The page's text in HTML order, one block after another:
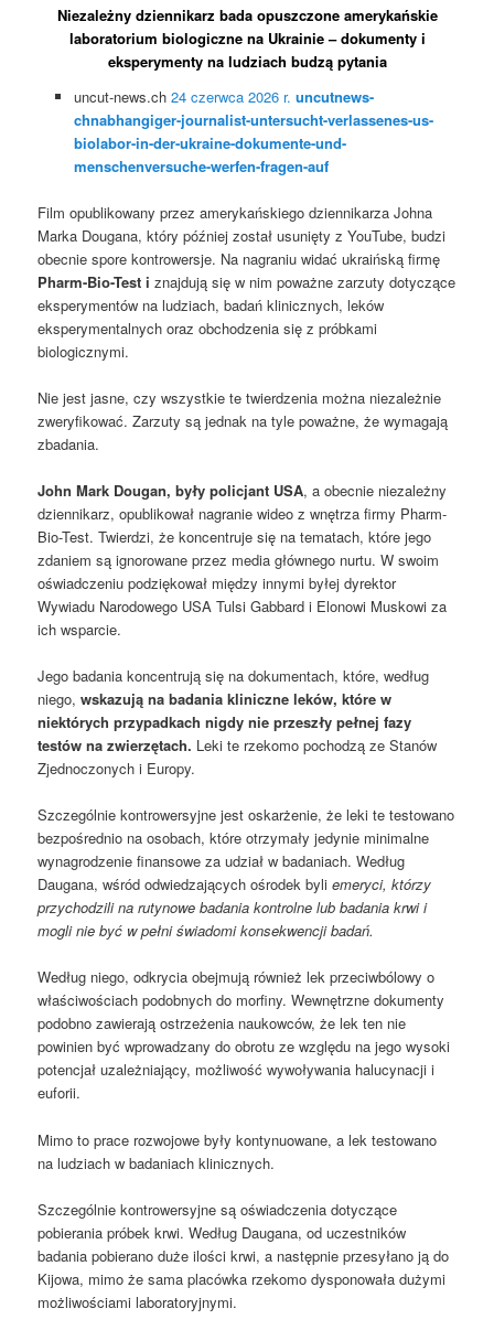
Niezależny dziennikarz bada opuszczone amerykańskie
laboratorium biologiczne na Ukrainie – dokumenty i
eksperymenty na ludziach budzą pytania
uncut-news.ch 24 czerwca 2026 r. uncutnews-
chnabhangiger-journalist-untersucht-verlassenes-us-
biolabor-in-der-ukraine-dokumente-und-
menschenversuche-werfen-fragen-auf
Film opublikowany przez amerykańskiego dziennikarza Johna
Marka Dougana, który później został usunięty z YouTube, budzi
obecnie spore kontrowersje. Na nagraniu widać ukraińską firmę
Pharm-Bio-Test i znajdują się w nim poważne zarzuty dotyczące
eksperymentów na ludziach, badań klinicznych, leków
eksperymentalnych oraz obchodzenia się z próbkami
biologicznymi.
Nie jest jasne, czy wszystkie te twierdzenia można niezależnie
zweryfikować. Zarzuty są jednak na tyle poważne, że wymagają
zbadania.
John Mark Dougan, były policjant USA, a obecnie niezależny
dziennikarz, opublikował nagranie wideo z wnętrza firmy Pharm-
Bio-Test. Twierdzi, że koncentruje się na tematach, które jego
zdaniem są ignorowane przez media głównego nurtu. W swoim
oświadczeniu podziękował między innymi byłej dyrektor
Wywiadu Narodowego USA Tulsi Gabbard i Elonowi Muskowi za
ich wsparcie.
Jego badania koncentrują się na dokumentach, które, według
niego,wskazują na badania kliniczne leków, które w
niektórych przypadkach nigdy nie przeszły pełnej fazy
testów na zwierzętach. Leki te rzekomo pochodzą ze Stanów
Zjednoczonych i Europy.
Szczególnie kontrowersyjne jest oskarżenie, że leki te testowano
bezpośrednio na osobach, które otrzymały jedynie minimalne
wynagrodzenie finansowe za udział w badaniach. Według
Daugana, wśród odwiedzających ośrodek byli emeryci, którzy
przychodzili na rutynowe badania kontrolne lub badania krwi i
mogli nie być w pełni świadomi konsekwencji badań.
Według niego, odkrycia obejmują również lek przeciwbólowy o
właściwościach podobnych do morfiny. Wewnętrzne dokumenty
podobno zawierają ostrzeżenia naukowców, że lek ten nie
powinien być wprowadzany do obrotu ze względu na jego wysoki
potencjał uzależniający, możliwość wywoływania halucynacji i
euforii.
Mimo to prace rozwojowe były kontynuowane, a lek testowano
na ludziach w badaniach klinicznych.
Szczególnie kontrowersyjne są oświadczenia dotyczące
pobierania próbek krwi. Według Daugana, od uczestników
badania pobierano duże ilości krwi, a następnie przesyłano ją do
Kijowa, mimo że sama placówka rzekomo dysponowała dużymi
możliwościami laboratoryjnymi.